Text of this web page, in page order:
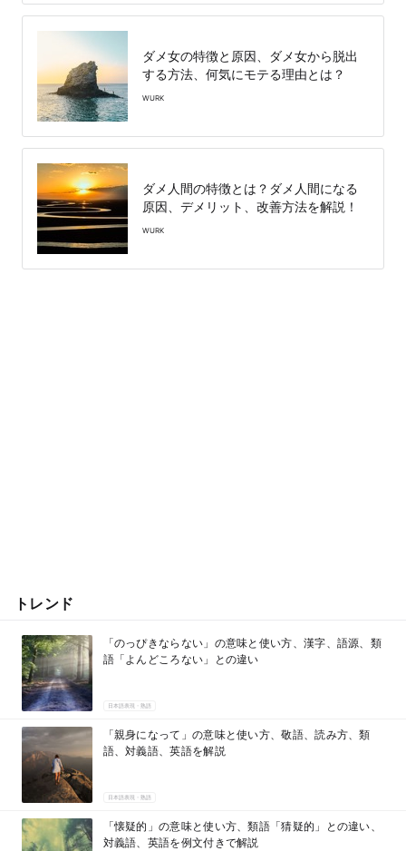
ダメ女の特徴と原因、ダメ女から脱出
する方法、何気にモテる理由とは？
WURK
ダメ人間の特徴とは？ダメ人間になる
原因、デメリット、改善方法を解説！
WURK
トレンド
「のっぴきならない」の意味と使い方、漢字、語源、類
語「よんどころない」との違い
日本語表現・熟語
「親身になって」の意味と使い方、敬語、読み方、類
語、対義語、英語を解説
日本語表現・熟語
「懐疑的」の意味と使い方、類語「猜疑的」との違い、
対義語、英語を例文付きで解説